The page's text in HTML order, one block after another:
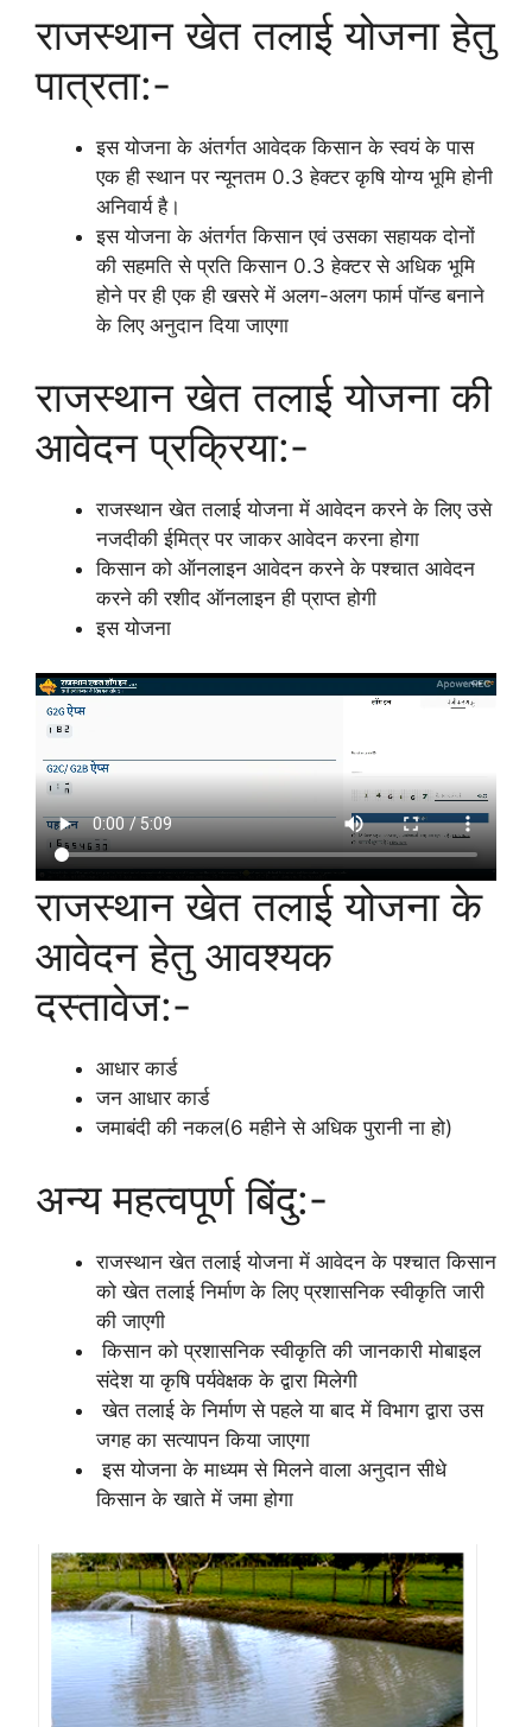
राजस्थान खेत तलाई योजना हेतु
पात्रता:-
इस योजना के अंतर्गत आवेदक किसान के स्वयं के पास
एक ही स्थान पर न्यूनतम 0.3 हेक्टर कृषि योग्य भूमि होनी
अनिवार्य है।
इस योजना के अंतर्गत किसान एवं उसका सहायक दोनों
की सहमति से प्रति किसान 0.3 हेक्टर से अधिक भूमि
होने पर ही एक ही खसरे में अलग-अलग फार्म पॉन्ड बनाने
के लिए अनुदान दिया जाएगा
राजस्थान खेत तलाई योजना की
आवेदन प्रक्रिया:-
राजस्थान खेत तलाई योजना में आवेदन करने के लिए उसे
नजदीकी ईमित्र पर जाकर आवेदन करना होगा
किसान को ऑनलाइन आवेदन करने के पश्चात आवेदन
करने की रशीद ऑनलाइन ही प्राप्त होगी
इस योजना
राजस्थान खेत तलाई योजना के
आवेदन हेतु आवश्यक
दस्तावेज:-
आधार कार्ड
जन आधार कार्ड
जमाबंदी की नकल(6 महीने से अधिक पुरानी ना हो)
अन्य महत्वपूर्ण बिंदु:-
राजस्थान खेत तलाई योजना में आवेदन के पश्चात किसान
को खेत तलाई निर्माण के लिए प्रशासनिक स्वीकृति जारी
की जाएगी
किसान को प्रशासनिक स्वीकृति की जानकारी मोबाइल
संदेश या कृषि पर्यवेक्षक के द्वारा मिलेगी
खेत तलाई के निर्माण से पहले या बाद में विभाग द्वारा उस
जगह का सत्यापन किया जाएगा
इस योजना के माध्यम से मिलने वाला अनुदान सीधे
किसान के खाते में जमा होगा